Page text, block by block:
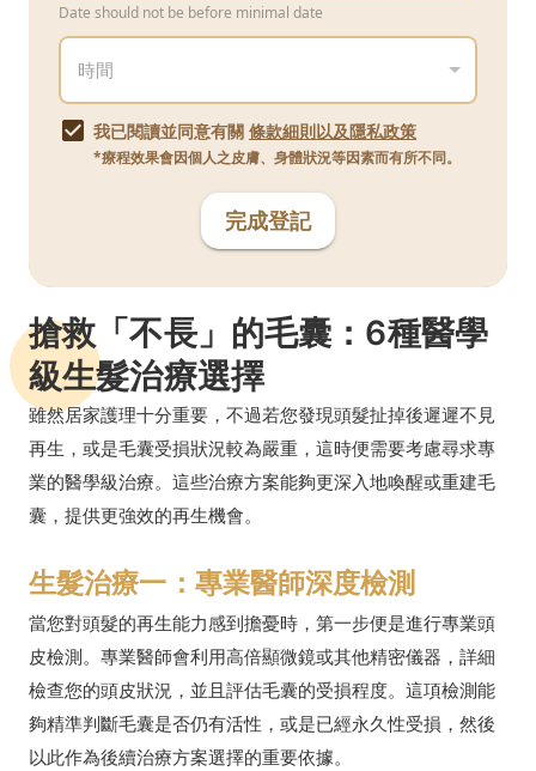
Date should not be before minimal date
我已閱讀並同意有關 條款細則以及隱私政策
*療程效果會因個人之皮膚、身體狀況等因素而有所不同。
完成登記
搶救「不長」的毛囊：6種醫學
級生髮治療選擇
雖然居家護理十分重要，不過若您發現頭髮扯掉後遲遲不見
再生，或是毛囊受損狀況較為嚴重，這時便需要考慮尋求專
業的醫學級治療。這些治療方案能夠更深入地喚醒或重建毛
囊，提供更強效的再生機會。
生髮治療一：專業醫師深度檢測
當您對頭髮的再生能力感到擔憂時，第一步便是進行專業頭
皮檢測。專業醫師會利用高倍顯微鏡或其他精密儀器，詳細
檢查您的頭皮狀況，並且評估毛囊的受損程度。這項檢測能
夠精準判斷毛囊是否仍有活性，或是已經永久性受損，然後
以此作為後續治療方案選擇的重要依據。